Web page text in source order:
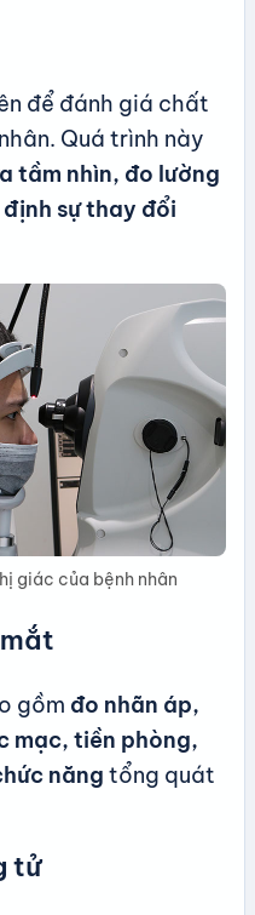
để đánh giá chất
Quá trình này
tầm nhìn, đo lường
sự thay đổi
giác của bệnh nhân
gồm đo nhãn áp,
mạc, tiền phòng,
năng tổng quát
tử